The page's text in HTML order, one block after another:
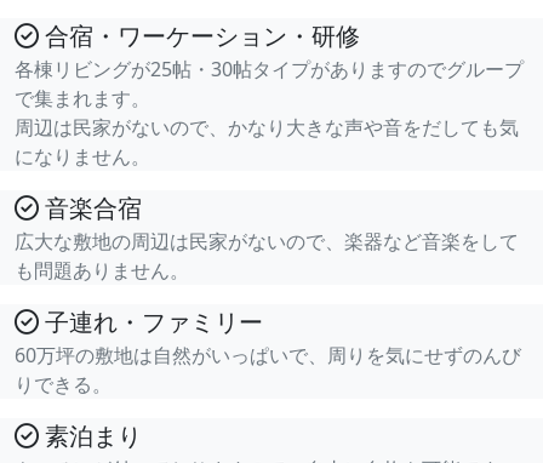
合宿・ワーケーション・研修
各棟リビングが25帖・30帖タイプがありますのでグループ
で集まれます。
周辺は民家がないので、かなり大きな声や音をだしても気
になりません。
音楽合宿
広大な敷地の周辺は民家がないので、楽器など音楽をして
も問題ありません。
子連れ・ファミリー
60万坪の敷地は自然がいっぱいで、周りを気にせずのんび
りできる。
素泊まり